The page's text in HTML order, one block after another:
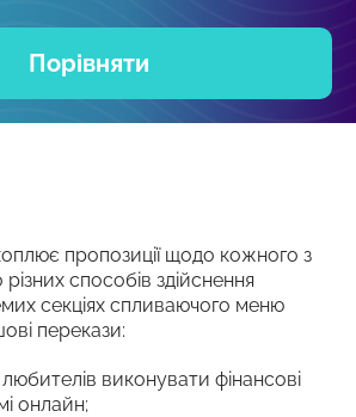
Порівняти
пропозиції щодо кожного з
способів здійснення
секціях спливаючого меню
перекази:
виконувати фінансові
онлайн;